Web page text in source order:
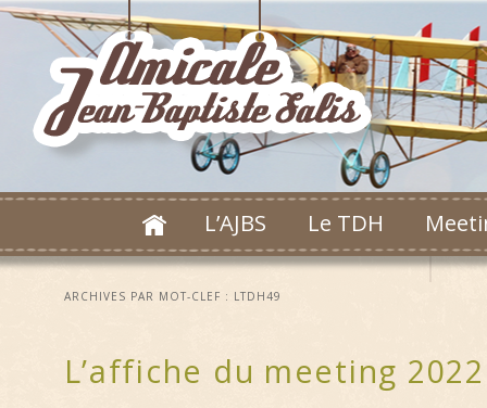
L’AJBS Le TDH
ARCHIVES PAR MOT-CLEF : LTDH49
L’affiche du meeting 2022